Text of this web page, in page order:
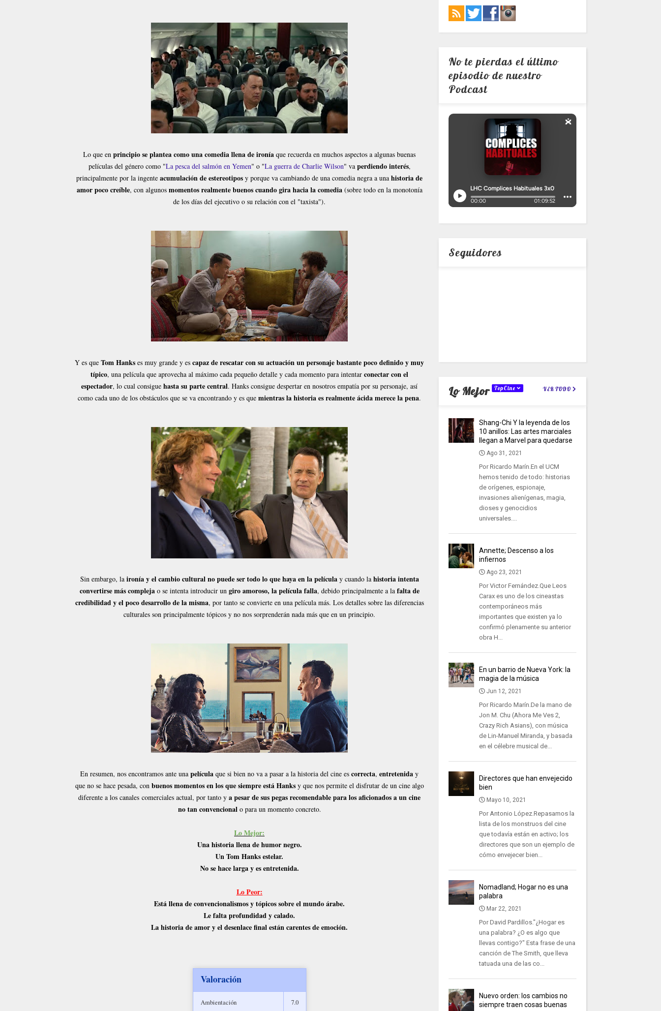
Lo que en principio se plantea como una comedia llena de ironía que recuerda en muchos aspectos a algunas buenas
películas del género como "La pesca del salmón en Yemen" o "La guerra de Charlie Wilson" vaperdiendo interés,
principalmente por la ingente acumulación de estereotipos y porque va cambiando de una comedia negra a una historia de
amor poco creíble, con algunos momentos realmente buenos cuando gira hacia la comedia(sobre todo en la monotonía
de los días del ejecutivo o su relación con el "taxista").
Y es que Tom Hanks es muy grande y es capaz de rescatar con su actuación un personaje bastante poco definido y muy
típico, una película que aprovecha al máximo cada pequeño detalle y cada momento para intentar conectar con el
espectador, lo cual consigue hasta su parte central. Hanks consigue despertar en nosotros empatía por su personaje, así
como cada uno de los obstáculos que se va encontrando y es que mientras la historia es realmente ácida merece la pena.
Sin embargo, laironía y el cambio cultural no puede ser todo lo que haya en la películay cuando lahistoria intenta
convertirse más complejao se intenta introducir un giro amoroso, la película falla, debido principalmente a la falta de
credibilidad y el poco desarrollo de la misma, por tanto se convierte en una película más. Los detalles sobre las diferencias
culturales son principalmente tópicos y no nos sorprenderán nada más que en un principio.
En resumen, nos encontramos ante una película que si bien no va a pasar a la historia del cine es correcta, entretenida y
que no se hace pesada, con buenos momentos en los que siempre está Hanks y que nos permite el disfrutar de un cine algo
diferente a los canales comerciales actual, por tanto y a pesar de sus pegas recomendable para los aficionados a un cine
no tan convencionalo para un momento concreto.
Lo Mejor:
Una historia llena de humor negro.
Un Tom Hanks estelar.
No se hace larga y es entretenida.
Lo Peor:
Está llena de convencionalismos y tópicos sobre el mundo árabe.
Le falta profundidad y calado.
La historia de amor y el desenlace final están carentes de emoción.
Valoración
Ambientación 7.0
No te pierdas el último
episodio de nuestro
Podcast
Seguidores
Lo Mejor TopCine VER TODO
Shang-Chi Y la leyenda de los
10 anillos: Las artes marciales
llegan a Marvel para quedarse
Ago 31, 2021
Por Ricardo Marín.En el UCM
hemos tenido de todo: historias
de orígenes, espionaje,
invasiones alienígenas, magia,
dioses y genocidios
universales....
Annette; Descenso a los
infiernos
Ago 23, 2021
Por Victor Fernández.Que Leos
Carax es uno de los cineastas
contemporáneos más
importantes que existen ya lo
confirmó plenamente su anterior
obra H...
En un barrio de Nueva York: la
magia de la música
Jun 12, 2021
Por Ricardo Marín.De la mano de
Jon M. Chu (Ahora Me Ves 2,
Crazy Rich Asians), con música
de Lin-Manuel Miranda, y basada
en el célebre musical de...
Directores que han envejecido
bien
Mayo 10, 2021
Por Antonio López.Repasamos la
lista de los monstruos del cine
que todavía están en activo; los
directores que son un ejemplo de
cómo envejecer bien...
Nomadland; Hogar no es una
palabra
Mar 22, 2021
Por David Pardillos."¿Hogar es
una palabra? ¿O es algo que
llevas contigo?" Esta frase de una
canción de The Smith, que lleva
tatuada una de las co...
Nuevo orden: los cambios no
siempre traen cosas buenas